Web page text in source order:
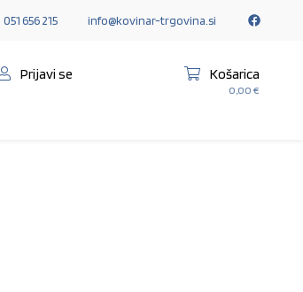
Prijavi se Košarica
0,00 €
051 656 215 info@kovinar-trgovina.si